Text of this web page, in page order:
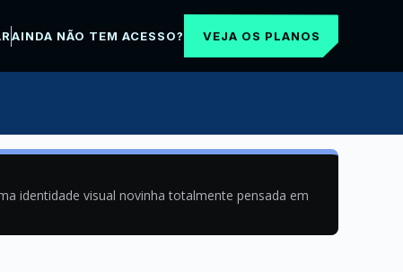
AINDA NÃO TEM ACESSO? VEJA OS PLANOS
identidade visual novinha totalmente pensada em